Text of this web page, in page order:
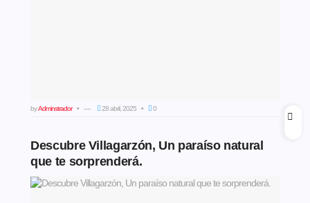
byAdminstrador 28 abril, 2025 0
Descubre Villagarzón, Un paraíso natural
que te sorprenderá.